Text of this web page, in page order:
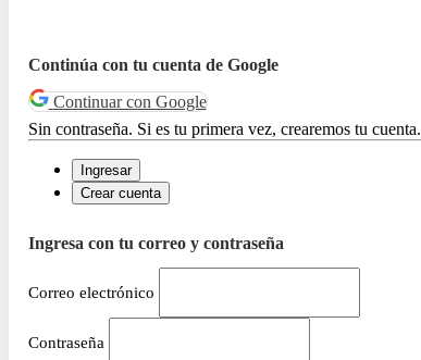
Continúa con tu cuenta de Google
Continuar con Google
Sin contraseña. Si es tu primera vez, crearemos tu cuenta.
Ingresar
Crear cuenta
Ingresa con tu correo y contraseña
Correo electrónico
Contraseña